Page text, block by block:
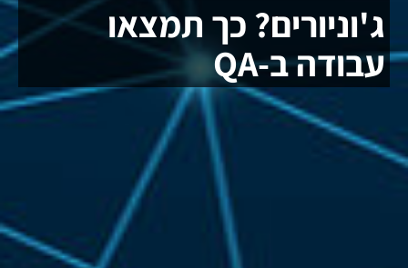
ג'וניורים? כך תמצאו
עבודה ב-QA